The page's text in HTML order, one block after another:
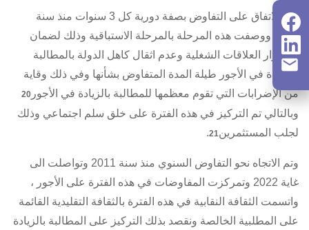
وتم الاتفاق على التفاوض بصفة دورية كل 3 سنوات منذ سنة
1990 ووصفت هذه المرحلة بالمرحلة الاستباقية وذلك لضمان
استقرار العلاقات الشغلية وعدم اثقال كاهل الدولة بالمطالبة
بالزيادة في الأجور طيلة المدة المتفاوض بشأنها وفي ذلك وقاية
من الإضرابات التي تقوم معظمها للمطالبة بالزيادة في الأجور 20
وبالتالي تم التركيز في هذه الفترة على خلق سلم اجتماعي وذلك
لجلب المستثمرين21
.
وتم الاتجاه نحو التفاوض السنوي منذ سنة 2011 وتواصلت الى
غاية 2022 وتمركزت المفاوضات في هذه الفترة على الأجور ،
واتسمت الثقافة النقابية في هذه الفترة بالثقافة التقليدية القائمة
على المطلبية الخالصة ونقصد بذلك التركيز على المطالبة بالزيادة